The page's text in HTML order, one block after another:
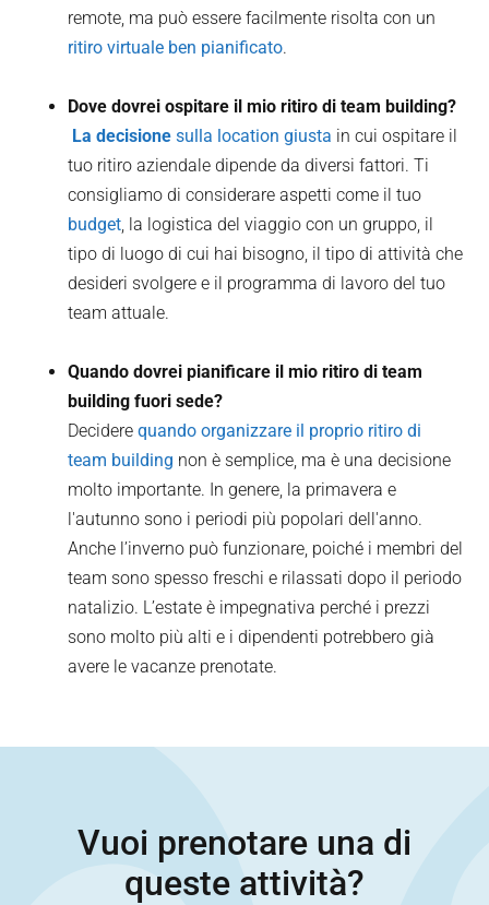
remote, ma può essere facilmente risolta con un
ritiro virtuale ben pianificato.
Dove dovrei ospitare il mio ritiro di team building?
‍ La decisione sulla location giusta in cui ospitare il
tuo ritiro aziendale dipende da diversi fattori. Ti
consigliamo di considerare aspetti come il tuo
budget, la logistica del viaggio con un gruppo, il
tipo di luogo di cui hai bisogno, il tipo di attività che
desideri svolgere e il programma di lavoro del tuo
team attuale.
Quando dovrei pianificare il mio ritiro di team
building fuori sede?
Deciderequando organizzare il proprio ritiro di
team building non è semplice, ma è una decisione
molto importante. In genere, la primavera e
l'autunno sono i periodi più popolari dell'anno.
Anche l’inverno può funzionare, poiché i membri del
team sono spesso freschi e rilassati dopo il periodo
natalizio. L’estate è impegnativa perché i prezzi
sono molto più alti e i dipendenti potrebbero già
avere le vacanze prenotate.
Vuoi prenotare una di
queste attività?